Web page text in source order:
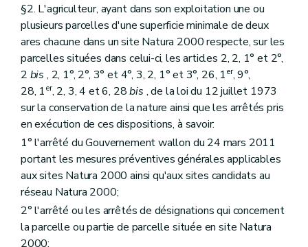
§2. L'agriculteur, ayant dans son exploitation une ou
plusieurs parcelles d'une superficie minimale de deux
ares chacune dans un site Natura 2000 respecte, sur les
parcelles situées dans celui-ci, les articles 2, 2, 1° et 2°,
2 bis , 2, 1°, 2°, 3° et 4°, 3, 2, 1° et 3°, 26, 1er, 9°,
28, 1er, 2, 3, 4 et 6, 28bis , de la loi du 12 juillet 1973
sur la conservation de la nature ainsi que les arrêtés pris
en exécution de ces dispositions, à savoir:
1° l'arrêté du Gouvernement wallon du 24 mars 2011
portant les mesures préventives générales applicables
aux sites Natura 2000 ainsi qu'aux sites candidats au
réseau Natura 2000;
2° l'arrêté ou les arrêtés de désignations qui concernent
la parcelle ou partie de parcelle située en site Natura
2000;